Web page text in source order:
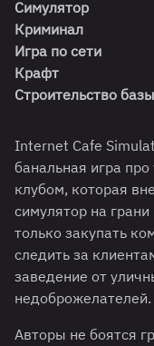
Симулятор
Криминал
Игра по сети
Крафт
Строительство базы
Internet Cafe
банальная игра
клубом, которая
симулятор на
только закупать
следить за
заведение от
недоброжелателей.
Авторы не боятся